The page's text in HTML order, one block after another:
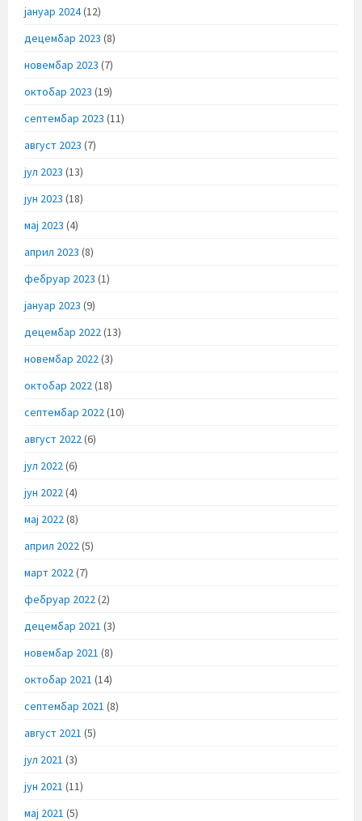
јануар 2024(12)
децембар 2023 (8)
новембар 2023 (7)
октобар 2023 (19)
септембар 2023 (11)
август 2023 (7)
јул 2023 (13)
јун 2023 (18)
мај 2023 (4)
април 2023 (8)
фебруар 2023 (1)
јануар 2023 (9)
децембар 2022(13)
новембар 2022(3)
октобар 2022(18)
септембар 2022(10)
август 2022(6)
јул 2022(6)
јун 2022(4)
мај 2022(8)
април 2022(5)
март 2022(7)
фебруар 2022(2)
децембар 2021 (3)
новембар 2021 (8)
октобар 2021 (14)
септембар 2021 (8)
август 2021 (5)
јул 2021 (3)
јун 2021 (11)
мај 2021 (5)